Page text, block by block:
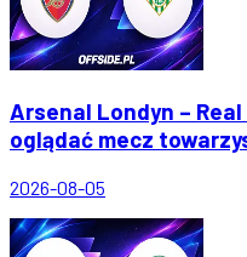
Arsenal Londyn –
oglądać mecz
2026-08-05